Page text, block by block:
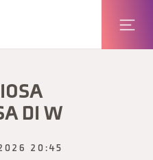
DI W
20:45